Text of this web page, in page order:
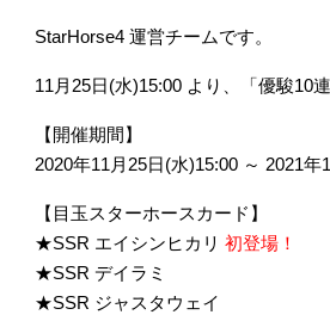
StarHorse4 運営チームです。
11月25日(水)15:00 より、「優駿10
【開催期間】
2020年11月25日(水)15:00 ～ 2021年
【目玉スターホースカード】
★SSR エイシンヒカリ 初登場！
★SSR デイラミ
★SSR ジャスタウェイ